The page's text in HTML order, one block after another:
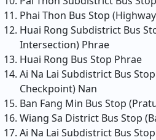
Phai Thon Bus Stop
Huai Rong Subdistrict Bus
Intersection) Phrae
Huai Rong Bus Stop Phrae
Ai Na Lai Subdistrict Bus
Checkpoint) Nan
Ban Fang Min Bus Stop
Wiang Sa District Bus Stop
Ai Na Lai Subdistrict Bus